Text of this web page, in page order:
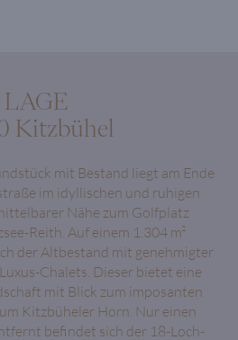
LAGE
Kitzbühel
mit Bestand liegt am Ende
im idyllischen und ruhigen
Nähe zum Golfplatz
Reith. Auf einem 1.304 m²
der Altbestand mit genehmigter
Chalets. Dieser bietet eine
mit Blick zum imposanten
Kitzbüheler Horn. Nur einen
befindet sich der 18-Loch-